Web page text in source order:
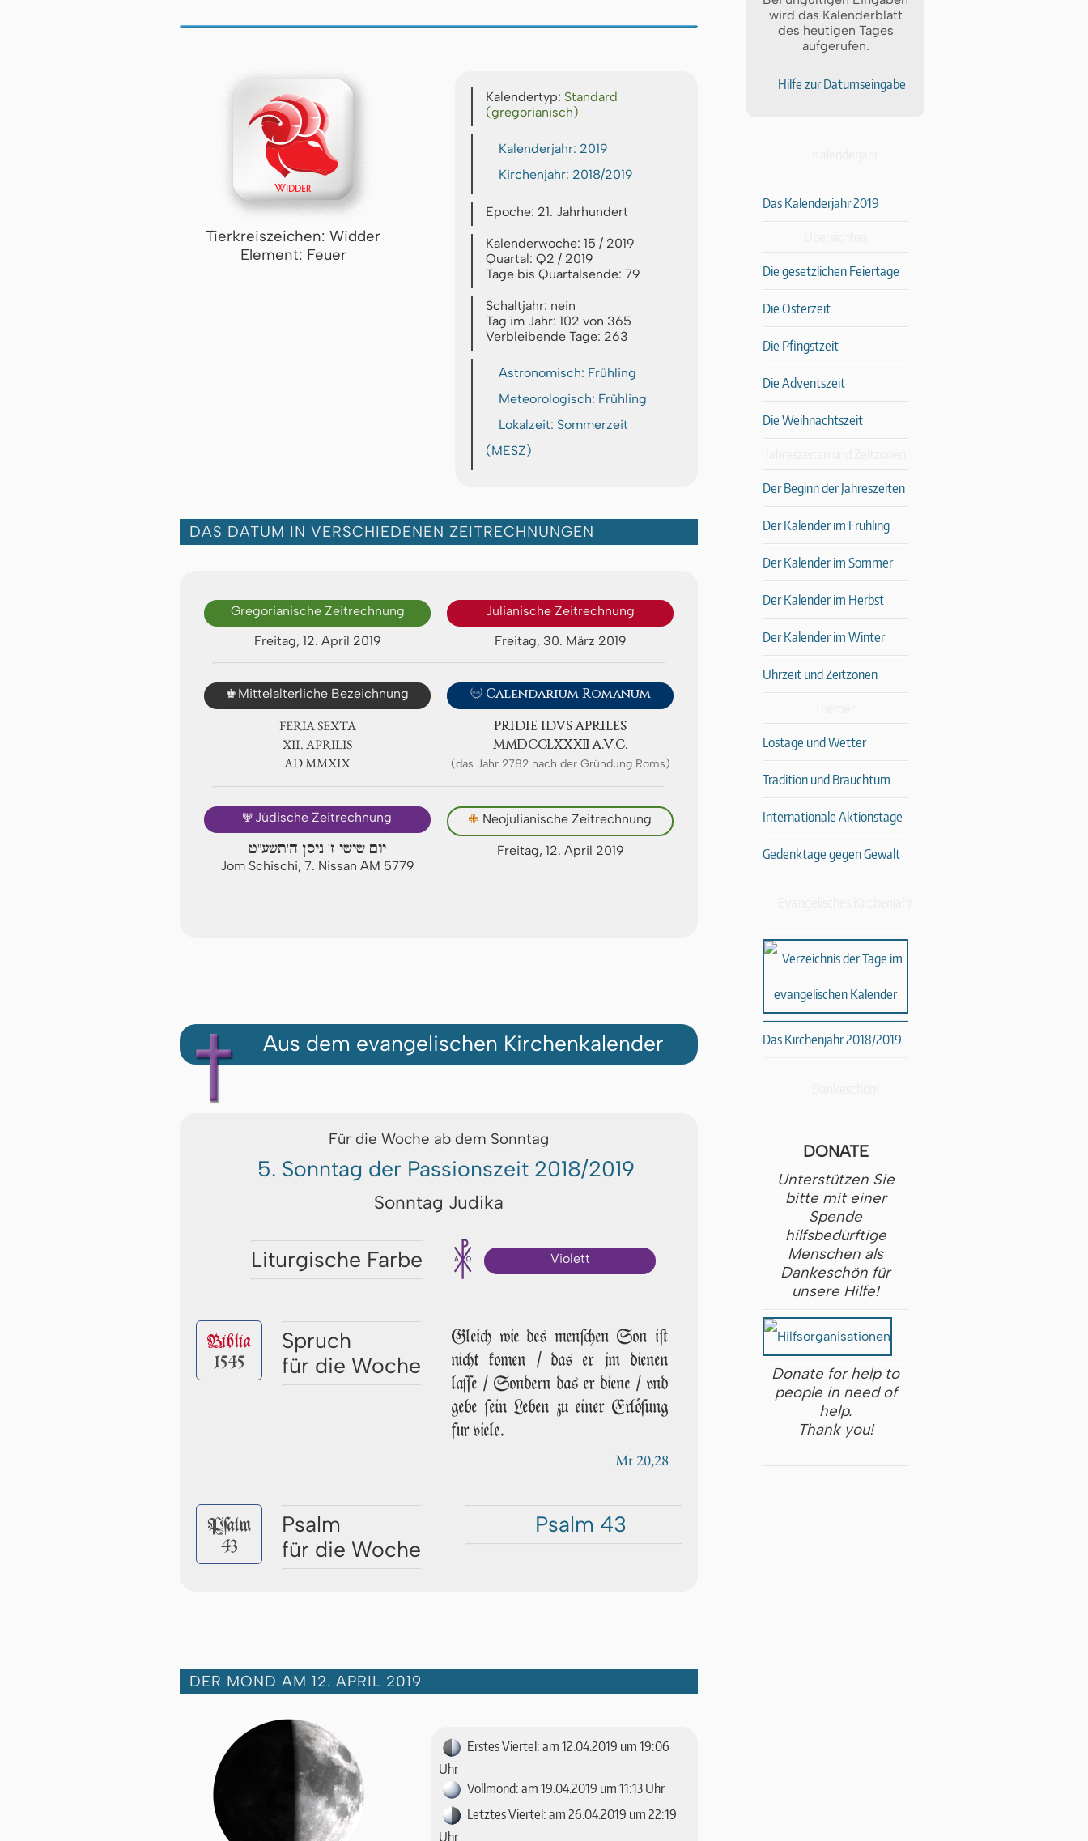
Tierkreiszeichen: Widder
Element: Feuer
Kalendertyp: Standard
(gregorianisch)
Kalenderjahr: 2019
Kirchenjahr: 2018/2019
Epoche: 21. Jahrhundert
Kalenderwoche: 15 / 2019
Quartal: Q2 / 2019
Tage bis Quartalsende: 79
Schaltjahr: nein
Tag im Jahr: 102 von 365
Verbleibende Tage: 263
Astronomisch: Frühling
Meteorologisch: Frühling
Lokalzeit: Sommerzeit
(MESZ)
DAS DATUM IN VERSCHIEDENEN ZEITRECHNUNGEN
Gregorianische Zeitrechnung
Freitag, 12. April 2019
Julianische Zeitrechnung
Freitag, 30. März 2019
♚ Mittelalterliche Bezeichnung
FERIA SEXTA
Ⅻ. APRILIS
AD ⅯⅯⅩⅨ
 Calendarium Romanum
PRIDIE IDVS APRI­LES
ⅯⅯⅮⅭⅭⅬⅩⅩⅫ A.V.C.
(das Jahr 2782 nach der Gründung Roms)
🕎 Jüdische Zeitrechnung
יום שישי ז' ניסן ה'תשע"ט
Jom Schischi, 7. Nissan AM 5779
✙ Neojulianische Zeitrechnung
Freitag, 12. April 2019
Aus dem evangelischen Kirchenkalender
Für die Woche ab dem Sonntag
5. Sonntag der Passionszeit 2018/2019
Sonntag Judika
Liturgische Farbe Violett
Biblia
1545
Spruch
für die Woche
Gleich wie des men­ſchen Son iſt
nicht ko­men / das er jm dienen
laſſe / Son­dern das er diene / vnd
gebe ſein Leben zu einer Erlöſung
fur viele.
Mt 20,28
Pſalm
43
Psalm
für die Woche
Psalm 43
DER MOND AM 12. APRIL 2019
Erstes Viertel: am 12.04.2019 um 19:06
Uhr
Vollmond: am 19.04.2019 um 11:13 Uhr
Letztes Viertel: am 26.04.2019 um 22:19
Uhr
wird das Kalenderblatt
des heutigen Tages
aufgerufen.
Hilfe zur Datumseingabe
Das Kalenderjahr 2019
Die gesetzlichen Feiertage
Die Osterzeit
Die Pfingstzeit
Die Adventszeit
Die Weihnachtszeit
Der Beginn der Jahreszeiten
Der Kalender im Frühling
Der Kalender im Sommer
Der Kalender im Herbst
Der Kalender im Winter
Uhrzeit und Zeitzonen
Lostage und Wetter
Tradition und Brauchtum
Internationale Aktionstage
Gedenktage gegen Gewalt
Das Kirchenjahr 2018/2019
DONATE
Unterstützen Sie
bitte mit einer
Spende
hilfsbedürftige
Menschen als
Dankeschön für
unsere Hilfe!
Donate for help to
people in need of
help.
Thank you!